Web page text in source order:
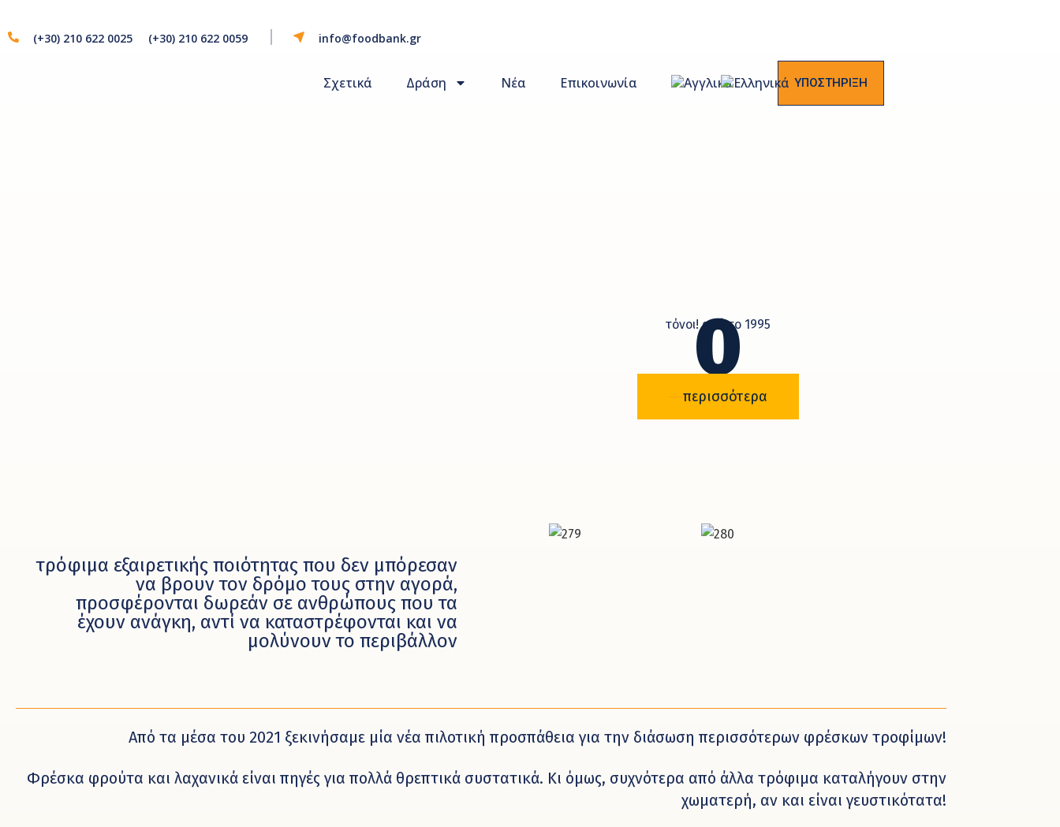
(+30) 210 622 0025 (+30) 210 622 0059 info@foodbank.gr
Σχετικά Δράση Νέα Επικοινωνία ΥΠΟΣΤΗΡΙΞΗ
τόνοι! από το 1995
0
περισσότερα
τρόφιμα εξαιρετικής ποιότητας που δεν μπόρεσαν
να βρουν τον δρόμο τους στην αγορά,
προσφέρονται δωρεάν σε ανθρώπους που τα
έχουν ανάγκη, αντί να καταστρέφονται και να
μολύνουν το περιβάλλον
Από τα μέσα του 2021 ξεκινήσαμε μία νέα πιλοτική προσπάθεια για την διάσωση περισσότερων φρέσκων τροφίμων!
Φρέσκα φρούτα και λαχανικά είναι πηγές για πολλά θρεπτικά συστατικά. Κι όμως, συχνότερα από άλλα τρόφιμα καταλήγουν στην
χωματερή, αν και είναι γευστικότατα!